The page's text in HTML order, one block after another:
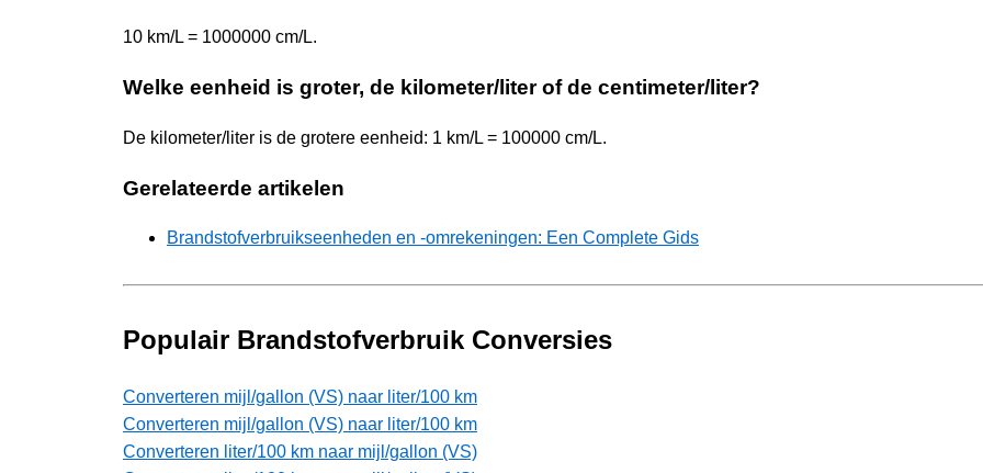
10 km/L = 1000000 cm/L.
Welke eenheid is groter, de kilometer/liter of de centimeter/liter?
De kilometer/liter is de grotere eenheid: 1 km/L = 100000 cm/L.
Gerelateerde artikelen
Brandstofverbruikseenheden en -omrekeningen: Een Complete Gids
Populair Brandstofverbruik Conversies
Converteren mijl/gallon (VS) naar liter/100 km
Converteren mijl/gallon (VS) naar liter/100 km
Converteren liter/100 km naar mijl/gallon (VS)